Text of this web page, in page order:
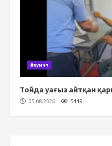
Әлеумет
Тойда уағыз айтқан
05.08.2026 5449